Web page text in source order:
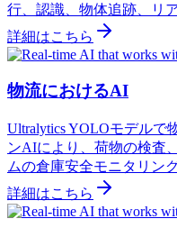
行、認識、物体追跡、リ
詳細はこちら
物流におけるAI
Ultralytics YOLOモデルで
ンAIにより、荷物の検査
ムの倉庫安全モニタリン
詳細はこちら